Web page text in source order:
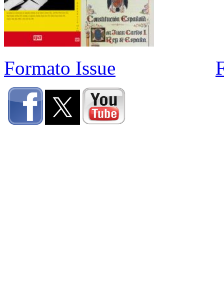
Formato Issue